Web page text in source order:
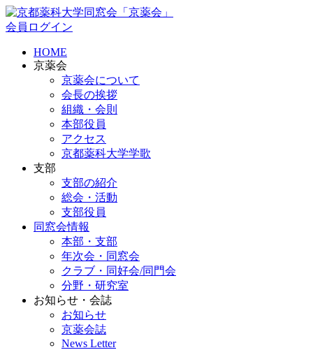
会員ログイン
HOME
京薬会
京薬会について
会長の挨拶
組織・会則
本部役員
アクセス
京都薬科大学学歌
支部
支部の紹介
総会・活動
支部役員
同窓会情報
本部・支部
年次会・同窓会
クラブ・同好会/同門会
分野・研究室
お知らせ・会誌
お知らせ
京薬会誌
News Letter